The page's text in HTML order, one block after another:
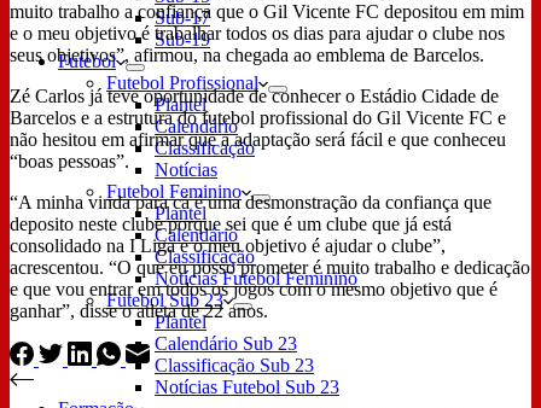
Sub-17
Sub-19
Futebol
Futebol Profissional
Plantel
Calendário
Classificação
Notícias
Futebol Feminino
Plantel
Calendário
Classificação
Notícias Futebol Feminino
Futebol Sub 23
Plantel
Calendário Sub 23
Classificação Sub 23
Notícias Futebol Sub 23
muito trabalho a confiança que o Gil Vicente FC depositou em mim
e o meu objetivo é trabalhar todos os dias para ajudar o clube nos
seus objetivos”, afirmou, na chegada ao emblema de Barcelos.
Zé Carlos já teve oportunidade de conhecer o Estádio Cidade de
Barcelos e a estrutura do futebol profissional do Gil Vicente FC e
não hesitou em afirmar que a adaptação será fácil e que conheceu
“boas pessoas”.
“A minha vinda para cá é uma desmonstração da confiança que
deposito neste clube porque sei que é um clube que já está
consolidado na I Liga e o meu objetivo é ajudar o clube”,
acrescentou. “O que eu posso prometer é muito trabalho e dedicação
e que vou entrar em todos os jogos com o mesmo objetivo que é
ganhar”, disse o atleta de 22 anos.